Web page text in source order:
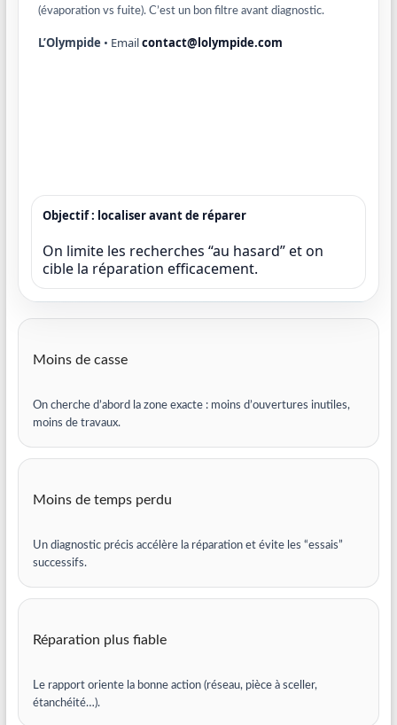
(évaporation vs fuite). C’est un bon filtre avant diagnostic.
L’Olympide • Emailcontact@lolympide.com
Objectif : localiser avant de réparer
On limite les recherches “au hasard” et on
cible la réparation efficacement.
Moins de casse
On cherche d’abord la zone exacte : moins d’ouvertures inutiles,
moins de travaux.
Moins de temps perdu
Un diagnostic précis accélère la réparation et évite les “essais”
successifs.
Réparation plus fiable
Le rapport oriente la bonne action (réseau, pièce à sceller,
étanchéité…).